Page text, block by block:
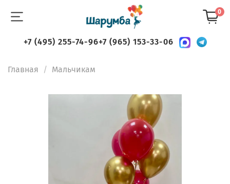
0
+7 (495) 255-74-96+7 (965) 153-33-06
Главная Мальчикам